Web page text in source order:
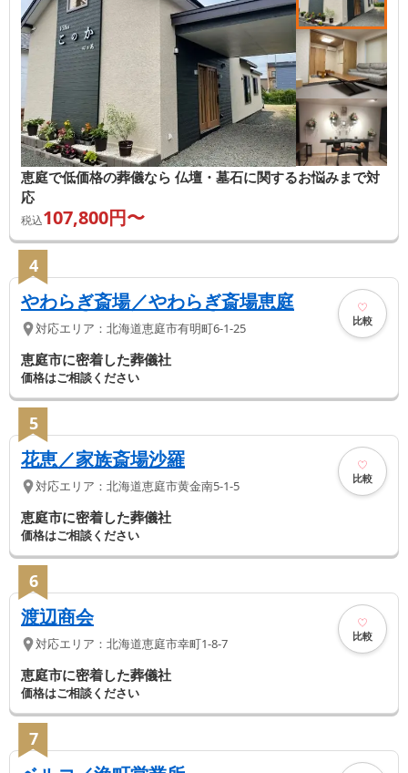
恵庭で低価格の葬儀なら 仏壇・墓石に関するお悩みまで対
応
税込107,800円〜
4
やわらぎ斎場／やわらぎ斎場恵庭
対応エリア： 北海道恵庭市有明町6-1-25 比較
恵庭市に密着した葬儀社
価格はご相談ください
5
花恵／家族斎場沙羅
対応エリア： 北海道恵庭市黄金南5-1-5 比較
恵庭市に密着した葬儀社
価格はご相談ください
6
渡辺商会
対応エリア： 北海道恵庭市幸町1-8-7 比較
恵庭市に密着した葬儀社
価格はご相談ください
7